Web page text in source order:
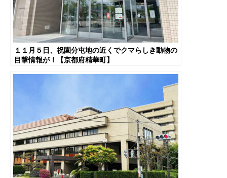
１１月５日、祝園分屯地の近くでクマらしき動物の
目撃情報が！【京都府精華町】